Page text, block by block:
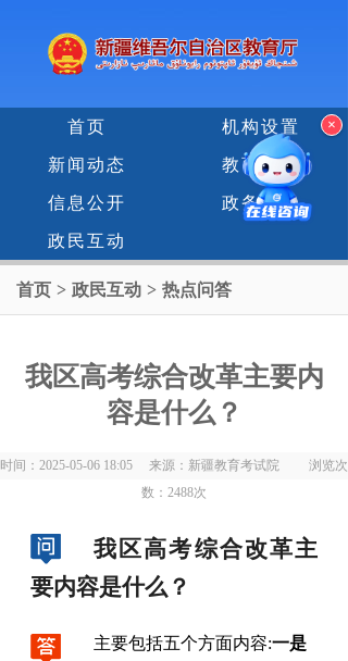
首页 机构设置
新闻动态 教育专题
信息公开 政务服务
政民互动
首页 > 政民互动 > 热点问答
我区高考综合改革主要内
容是什么？
时间：2025-05-06 18:05 来源：新疆教育考试院 浏览次
数： 2488次
我区高考综合改革主
要内容是什么？
主要包括五个方面内容:一是
×